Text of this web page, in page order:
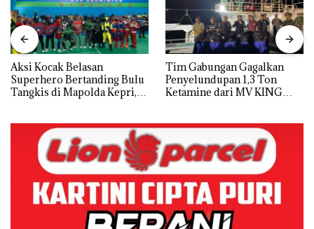
Aksi Kocak Belasan
Superhero Bertanding Bulu
Tangkis di Mapolda Kepri,
Tim Gabungan Gagalkan
Penyelundupan 1,3 Ton
Ketamine dari MV KING